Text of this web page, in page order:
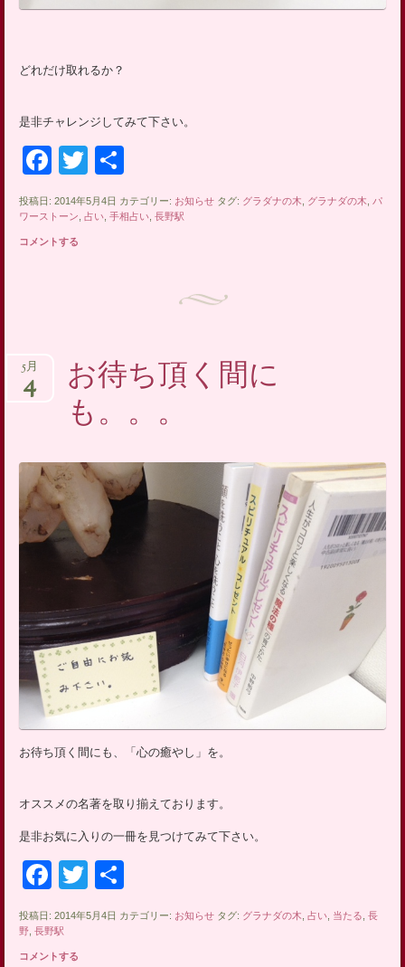
どれだけ取れるか？
是非チャレンジしてみて下さい。
Facebook
Twitter
有
投稿日: 2014年5月4日 カテゴリー: お知らせ タグ: グラダナの木 グラナダの木
パ
ワーストーン ,占い ,手相占い ,長野駅
コメントする
お待ち頂く間に
も。。。
5月
4
お待ち頂く間にも、「心の癒やし」を。
オススメの名著を取り揃えております。
是非お気に入りの一冊を見つけてみて下さい。
Facebook
Twitter
有
投稿日: 2014年5月4日 カテゴリー: お知らせ タグ: グラナダの木 ,占い 当たる ,長
野 ,長野駅
コメントする